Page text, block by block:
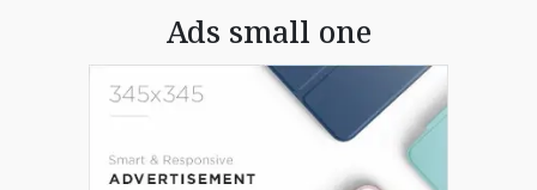
Ads small one